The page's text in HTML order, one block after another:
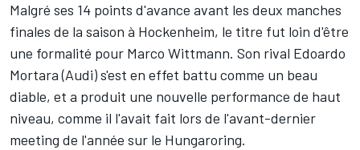
Malgré ses 14 points d'avance avant les deux manches
finales de la saison à Hockenheim, le titre fut loin d'être
une formalité pour Marco Wittmann. Son rival Edoardo
Mortara (Audi) s'est en effet battu comme un beau
diable, et a produit une nouvelle performance de haut
niveau, comme il l'avait fait lors de l'avant-dernier
meeting de l'année sur le Hungaroring.